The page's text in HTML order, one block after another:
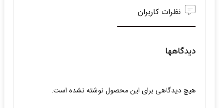
نظرات کاربران
دیدگاهها
هیچ دیدگاهی برای این محصول نوشته نشده است.